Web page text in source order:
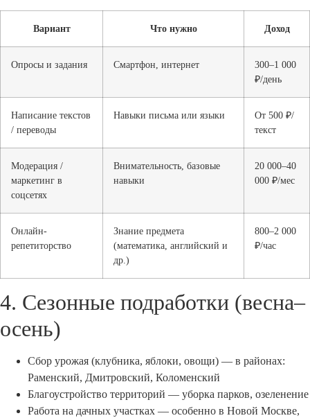
Вариант Что нужно Доход
Опросы и задания Смартфон, интернет
300–1 000
₽/день
Написание текстов
/ переводы
Навыки письма или языки
От 500 ₽/
текст
Модерация /
маркетинг в
соцсетях
Внимательность, базовые
навыки
20 000–40
000 ₽/мес
Онлайн-
репетиторство
Знание предмета
(математика, английский и
др.)
800–2 000
₽/час
4. Сезонные подработки (весна–
осень)
Сбор урожая (клубника, яблоки, овощи) — в районах:
Раменский, Дмитровский, Коломенский
Благоустройство территорий — уборка парков, озеленение
Работа на дачных участках — особенно в Новой Москве,